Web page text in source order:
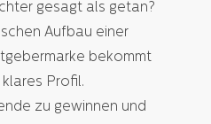
gesagt als getan?
Aufbau einer
bekommt
Profil.
zu gewinnen und